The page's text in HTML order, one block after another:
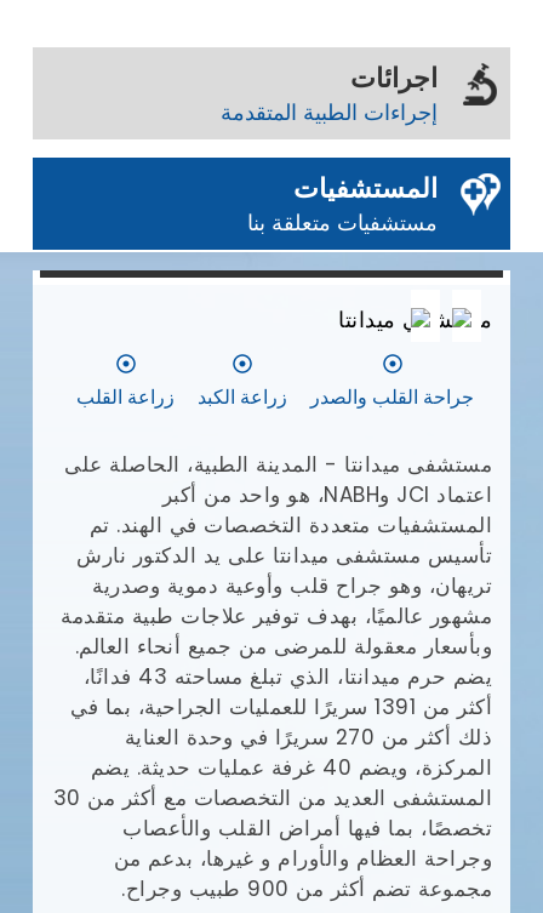
اجرائات
إجراءات الطبية المتقدمة
المستشفيات
مستشفيات متعلقة بنا
0 0 0
مستشفي ميدانتا
جراحة القلب والصدر زراعة الكبد زراعة القلب
مستشفى ميدانتا - المدينة الطبية، الحاصلة على
اعتماد JCI وNABH، هو واحد من أكبر
المستشفيات متعددة التخصصات في الهند. تم
تأسيس مستشفى ميدانتا على يد الدكتور نارش
تريهان، وهو جراح قلب وأوعية دموية وصدرية
مشهور عالميًا، بهدف توفير علاجات طبية متقدمة
وبأسعار معقولة للمرضى من جميع أنحاء العالم.
يضم حرم ميدانتا، الذي تبلغ مساحته 43 فدانًا،
أكثر من 1391 سريرًا للعمليات الجراحية، بما في
ذلك أكثر من 270 سريرًا في وحدة العناية
المركزة، ويضم 40 غرفة عمليات حديثة. يضم
المستشفى العديد من التخصصات مع أكثر من 30
تخصصًا، بما فيها أمراض القلب والأعصاب
وجراحة العظام والأورام و غيرها، بدعم من
مجموعة تضم أكثر من 900 طبيب وجراح.